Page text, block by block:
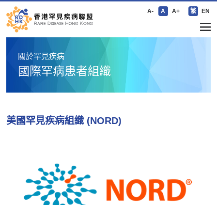
A- A A+ 繁 EN
關於罕見疾病
國際罕病患者組織
美國罕見疾病組織 (NORD)